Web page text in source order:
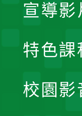
宣導影
特色課
校園影